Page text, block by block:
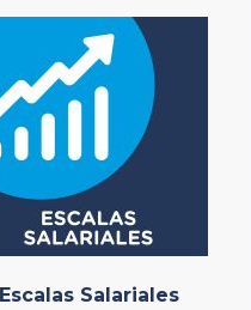
Escalas Salariales